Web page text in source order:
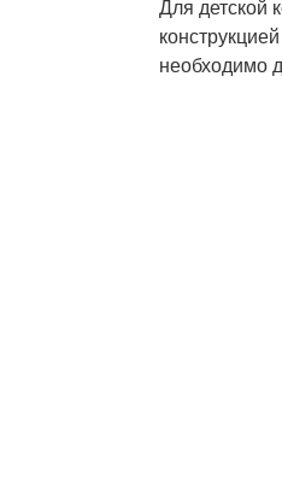
Для детской
необходимо